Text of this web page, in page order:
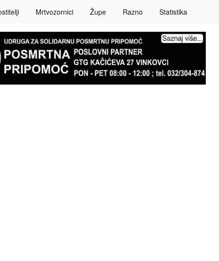
Mrtvozornici Župe Razno Statistika